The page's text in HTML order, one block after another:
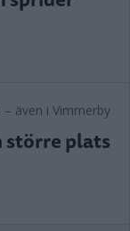
större plats